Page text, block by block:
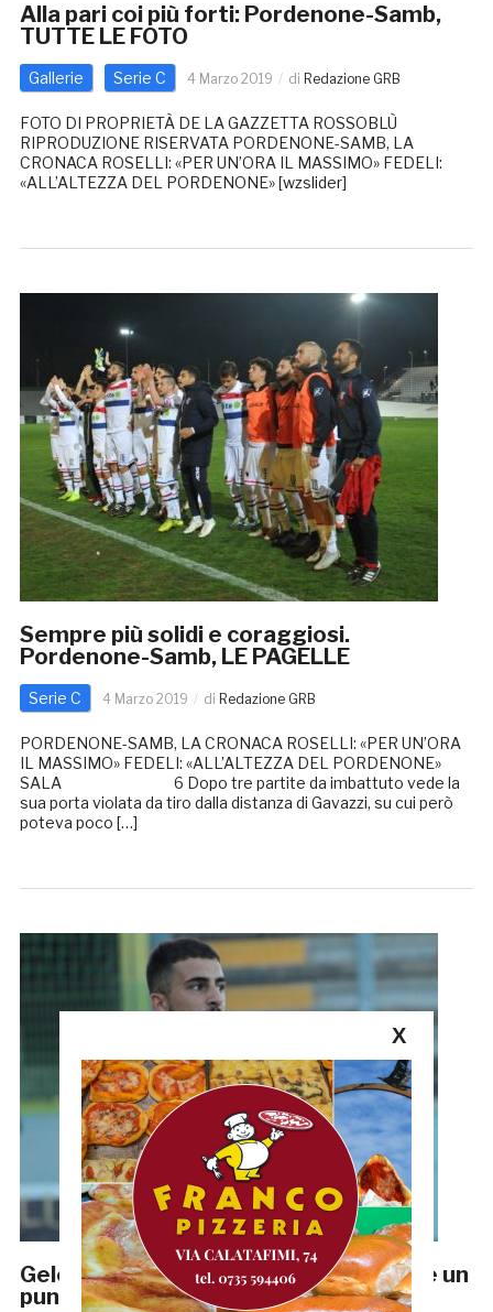
Alla pari coi più forti: Pordenone-Samb,
TUTTE LE FOTO
Gallerie Serie C 4 Marzo 2019 di Redazione GRB
FOTO DI PROPRIETÀ DE LA GAZZETTA ROSSOBLÙ
RIPRODUZIONE RISERVATA PORDENONE-SAMB, LA
CRONACA ROSELLI: «PER UN’ORA IL MASSIMO» FEDELI:
«ALL’ALTEZZA DEL PORDENONE» [wzslider]
Sempre più solidi e coraggiosi.
Pordenone-Samb, LE PAGELLE
Serie C 4 Marzo 2019 di Redazione GRB
PORDENONE-SAMB, LA CRONACA ROSELLI: «PER UN’ORA
IL MASSIMO» FEDELI: «ALL’ALTEZZA DEL PORDENONE»
SALA 6 Dopo tre partite da imbattuto vede la
sua porta violata da tiro dalla distanza di Gavazzi, su cui però
poteva poco […]
Gelonese: «Fatta una grande partita, è un
punto che ci dà morale»
X